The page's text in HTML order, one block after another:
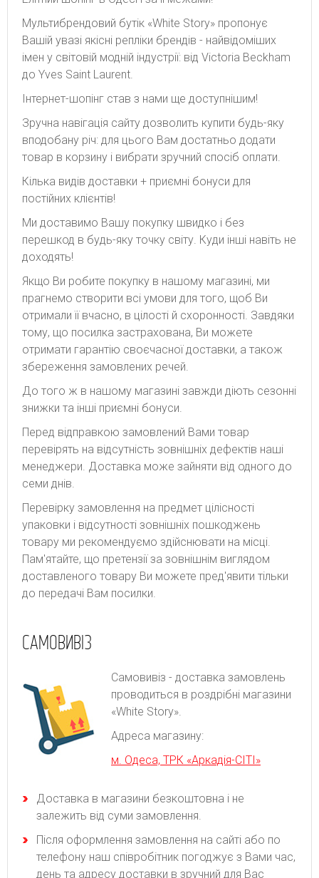
Мультибрендовий бутік «White Story» пропонує
Вашій увазі якісні репліки брендів - найвідоміших
імен у світовій модній індустрії: від Victoria Beckham
до Yves Saint Laurent.
Інтернет-шопінг став з нами ще доступнішим!
Зручна навігація сайту дозволить купити будь-яку
вподобану річ: для цього Вам достатньо додати
товар в корзину і вибрати зручний спосіб оплати.
Кілька видів доставки + приємні бонуси для
постійних клієнтів!
Ми доставимо Вашу покупку швидко і без
перешкод в будь-яку точку світу. Куди інші навіть не
доходять!
Якщо Ви робите покупку в нашому магазині, ми
прагнемо створити всі умови для того, щоб Ви
отримали її вчасно, в цілості й схоронності. Завдяки
тому, що посилка застрахована, Ви можете
отримати гарантію своєчасної доставки, а також
збереження замовлених речей.
До того ж в нашому магазині завжди діють сезонні
знижки та інші приємні бонуси.
Перед відправкою замовлений Вами товар
перевірять на відсутність зовнішніх дефектів наші
менеджери. Доставка може зайняти від одного до
семи днів.
Перевірку замовлення на предмет цілісності
упаковки і відсутності зовнішніх пошкоджень
товару ми рекомендуємо здійснювати на місці.
Пам'ятайте, що претензії за зовнішнім виглядом
доставленого товару Ви можете пред'явити тільки
до передачі Вам посилки.
САМОВИВІЗ
Самовивіз - доставка замовлень
проводиться в роздрібні магазини
«White Story».
Адреса магазину:
м. Одеса, ТРК «Аркадія-СІТІ»
Доставка в магазини безкоштовна і не
залежить від суми замовлення.
Після оформлення замовлення на сайті або по
телефону наш співробітник погоджує з Вами час,
день та адресу доставки в зручний для Вас